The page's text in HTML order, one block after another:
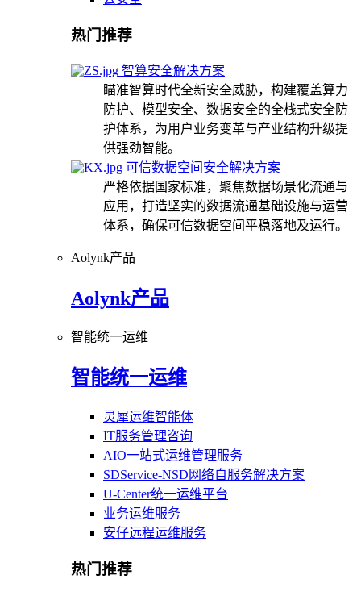
热门推荐
智算安全解决方案
瞄准智算时代全新安全威胁，构建覆盖算力
防护、模型安全、数据安全的全栈式安全防
护体系，为用户业务变革与产业结构升级提
供强劲智能。
可信数据空间安全解决方案
严格依据国家标准，聚焦数据场景化流通与
应用，打造坚实的数据流通基础设施与运营
体系，确保可信数据空间平稳落地及运行。
Aolynk产品
Aolynk产品
智能统一运维
智能统一运维
灵犀运维智能体
IT服务管理咨询
AIO一站式运维管理服务
SDService-NSD网络自服务解决方案
U-Center统一运维平台
业务运维服务
安仔远程运维服务
热门推荐